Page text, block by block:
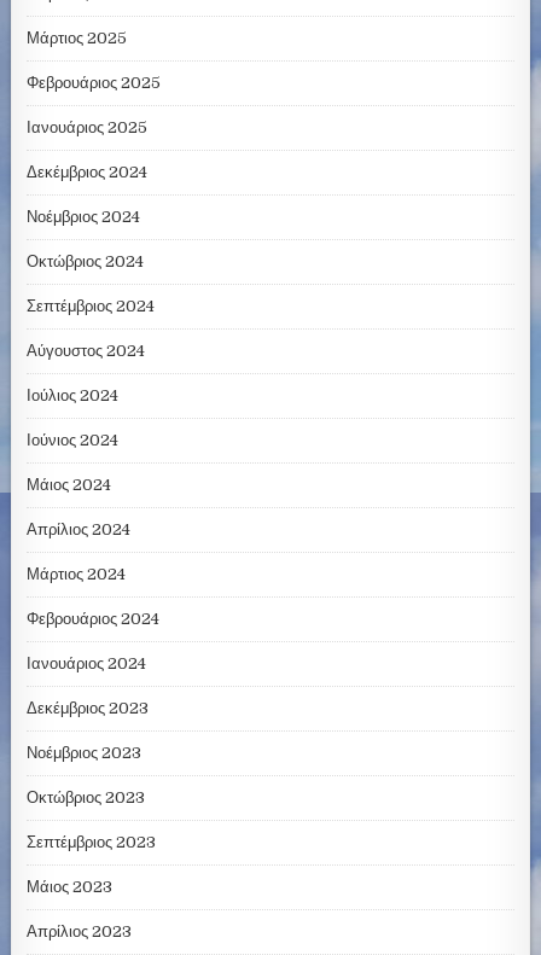
Μάρτιος 2025
Φεβρουάριος 2025
Ιανουάριος 2025
Δεκέμβριος 2024
Νοέμβριος 2024
Οκτώβριος 2024
Σεπτέμβριος 2024
Αύγουστος 2024
Ιούλιος 2024
Ιούνιος 2024
Μάιος 2024
Απρίλιος 2024
Μάρτιος 2024
Φεβρουάριος 2024
Ιανουάριος 2024
Δεκέμβριος 2023
Νοέμβριος 2023
Οκτώβριος 2023
Σεπτέμβριος 2023
Μάιος 2023
Απρίλιος 2023